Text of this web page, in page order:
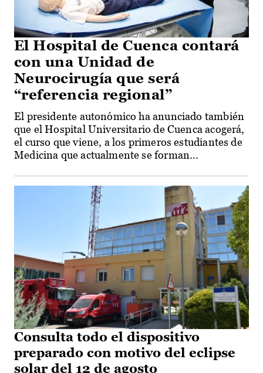
El Hospital de Cuenca contará
con una Unidad de
Neurocirugía que será
“referencia regional”
El presidente autonómico ha anunciado también
que el Hospital Universitario de Cuenca acogerá,
el curso que viene, a los primeros estudiantes de
Medicina que actualmente se forman...
Consulta todo el dispositivo
preparado con motivo del eclipse
solar del 12 de agosto